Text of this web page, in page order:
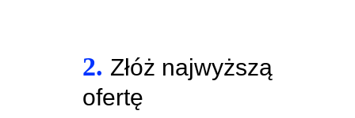
2. Złóż najwyższą
ofertę